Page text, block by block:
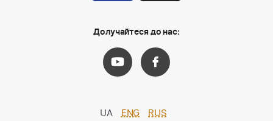
Долучайтеся до нас:
UA ENG RUS